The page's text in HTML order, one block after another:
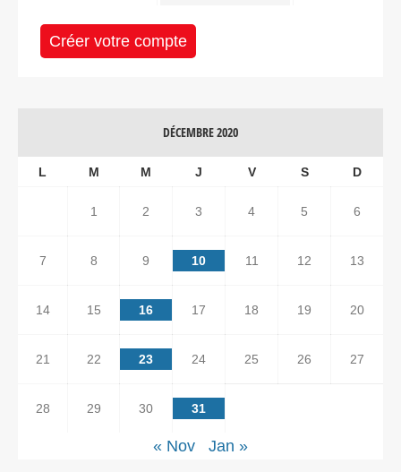
Créer votre compte
DÉCEMBRE 2020
L M M J V S D
1 2 3 4 5 6
7 8 9 10 11 12 13
14 15 16 17 18 19 20
21 22 23 24 25 26 27
28 29 30 31
« Nov Jan »